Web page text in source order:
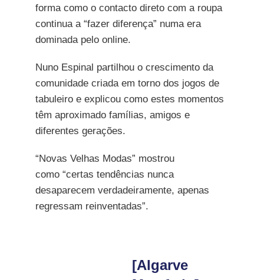
forma como o contacto direto com a roupa
continua a “fazer diferença” numa era
dominada pelo online.
Nuno Espinal partilhou o crescimento da
comunidade criada em torno dos jogos de
tabuleiro e explicou como estes momentos
têm aproximado famílias, amigos e
diferentes gerações.
“Novas Velhas Modas” mostrou
como “certas tendências nunca
desaparecem verdadeiramente, apenas
regressam reinventadas”.
[Algarve